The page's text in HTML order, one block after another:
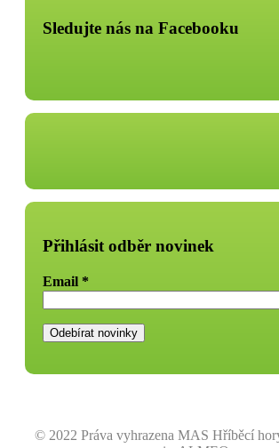
Sledujte nás na Facebooku
Přihlásit odběr novinek
Email *
© 2022 Práva vyhrazena MAS Hříběcí